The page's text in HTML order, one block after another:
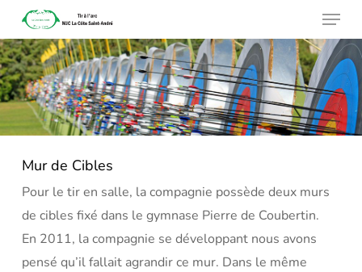
main
content
Menu
Mur de Cibles
Pour le tir en salle, la compagnie possède deux murs
de cibles fixé dans le gymnase Pierre de Coubertin.
En 2011, la compagnie se développant nous avons
pensé qu’il fallait agrandir ce mur. Dans le même